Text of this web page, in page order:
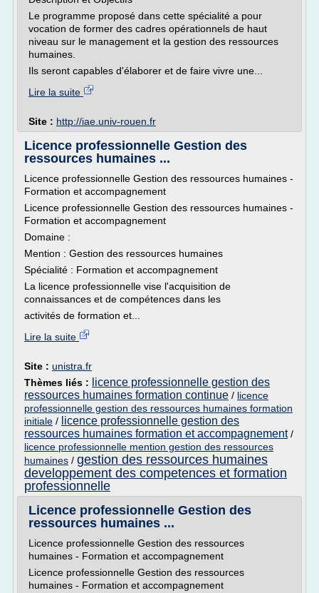
Le programme proposé dans cette spécialité a pour
vocation de former des cadres opérationnels de haut
niveau sur le management et la gestion des ressources
humaines.
Ils seront capables d'élaborer et de faire vivre une...
Lire la suite
Site : http://iae.univ-rouen.fr
Licence professionnelle Gestion des
ressources humaines ...
Licence professionnelle Gestion des ressources humaines -
Formation et accompagnement
Licence professionnelle Gestion des ressources humaines -
Formation et accompagnement
Domaine :
Mention : Gestion des ressources humaines
Spécialité : Formation et accompagnement
La licence professionnelle vise l'acquisition de
connaissances et de compétences dans les
activités de formation et...
Lire la suite
Site : unistra.fr
Thèmes liés :
licence professionnelle gestion des
ressources humaines formation continue / licence
professionnelle gestion des ressources humaines formation
initiale / licence professionnelle gestion des
ressources humaines formation et accompagnement/
licence professionnelle mention gestion des ressources
humaines / gestion des ressources humaines
developpement des competences et formation
professionnelle
Licence professionnelle Gestion des
ressources humaines ...
Licence professionnelle Gestion des ressources
humaines - Formation et accompagnement
Licence professionnelle Gestion des ressources
humaines - Formation et accompagnement